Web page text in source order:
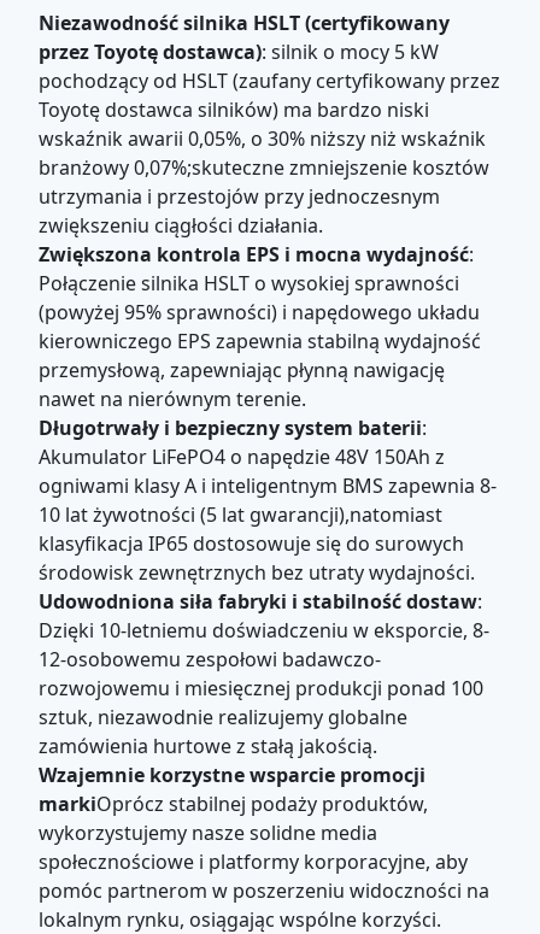
ładowania
7-9h
paliwa
Kolor
Wsparcie
dostosowania
Akumulator
Silnik
Silnik AC o
mocy 5 kW
Kontroler
Rodzaj
Elektryczny
wózek
golfowy dla 4
osób
Ładowarka
Niezawodność silnika HSLT (certyfikowany
przez Toyotę dostawca): silnik o mocy 5 kW
pochodzący od HSLT (zaufany certyfikowany przez
Toyotę dostawca silników) ma bardzo niski
wskaźnik awarii 0,05%, o 30% niższy niż wskaźnik
branżowy 0,07%;skuteczne zmniejszenie kosztów
utrzymania i przestojów przy jednoczesnym
zwiększeniu ciągłości działania.
Zwiększona kontrola EPS i mocna wydajność:
Połączenie silnika HSLT o wysokiej sprawności
(powyżej 95% sprawności) i napędowego układu
kierowniczego EPS zapewnia stabilną wydajność
przemysłową, zapewniając płynną nawigację
nawet na nierównym terenie.
Długotrwały i bezpieczny system baterii:
Akumulator LiFePO4 o napędzie 48V 150Ah z
ogniwami klasy A i inteligentnym BMS zapewnia 8-
10 lat żywotności (5 lat gwarancji),natomiast
klasyfikacja IP65 dostosowuje się do surowych
środowisk zewnętrznych bez utraty wydajności.
Udowodniona siła fabryki i stabilność dostaw:
Dzięki 10-letniemu doświadczeniu w eksporcie, 8-
12-osobowemu zespołowi badawczo-
rozwojowemu i miesięcznej produkcji ponad 100
sztuk, niezawodnie realizujemy globalne
zamówienia hurtowe z stałą jakością.
Wzajemnie korzystne wsparcie promocji
markiOprócz stabilnej podaży produktów,
wykorzystujemy nasze solidne media
społecznościowe i platformy korporacyjne, aby
pomóc partnerom w poszerzeniu widoczności na
lokalnym rynku, osiągając wspólne korzyści.